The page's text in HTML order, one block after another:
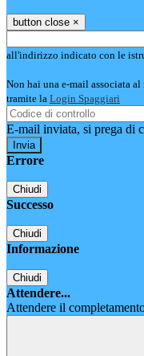
button close ×
all'indirizzo indicato con le
Non hai una e-mail associata
tramite la Login Spaggiari
E-mail inviata, si prega di
Errore
Chiudi
Successo
Chiudi
Informazione
Chiudi
Attendere...
Attendere il